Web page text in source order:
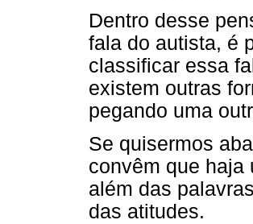
Dentro desse
fala do autista, é
classificar essa
existem outras
pegando uma
Se quisermos
convêm que haja
além das
das atitudes.